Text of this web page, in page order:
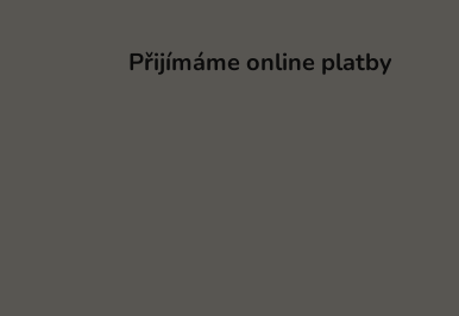
Přijímáme online platby